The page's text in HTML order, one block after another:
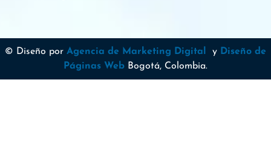
© Diseño por Agencia de Marketing Digital y Diseño de
Páginas Web Bogotá, Colombia.